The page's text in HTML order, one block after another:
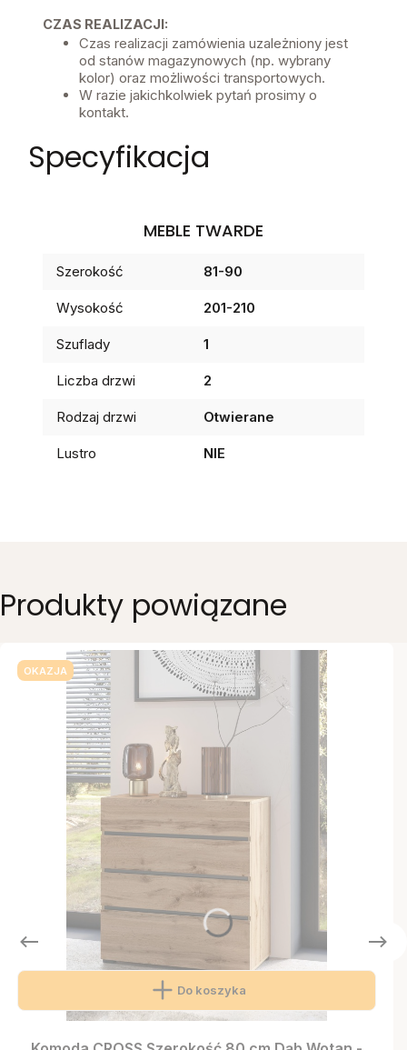
CZAS REALIZACJI:
Czas realizacji zamówienia uzależniony jest
od stanów magazynowych (np. wybrany
kolor) oraz możliwości transportowych.
W razie jakichkolwiek pytań prosimy o
kontakt.
Specyfikacja
MEBLE TWARDE
Szerokość 81-90
Wysokość 201-210
Szuflady 1
Liczba drzwi 2
Rodzaj drzwi Otwierane
Lustro NIE
Produkty powiązane
OKAZJA
Do koszyka